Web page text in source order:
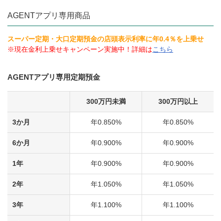
AGENTアプリ専用商品
スーパー定期・大口定期預金の店頭表示利率に年0.4％を上乗せ
※現在金利上乗せキャンペーン実施中！詳細はこちら
AGENTアプリ専用定期預金
300万円未満 300万円以上
3か月 年0.850% 年0.850%
6か月 年0.900% 年0.900%
1年 年0.900% 年0.900%
2年 年1.050% 年1.050%
3年 年1.100% 年1.100%